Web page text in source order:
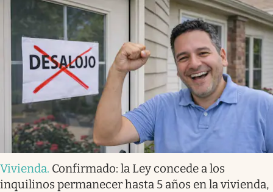
Vivienda. Confirmado: la Ley concede a los
inquilinos permanecer hasta 5 años en la vivienda,